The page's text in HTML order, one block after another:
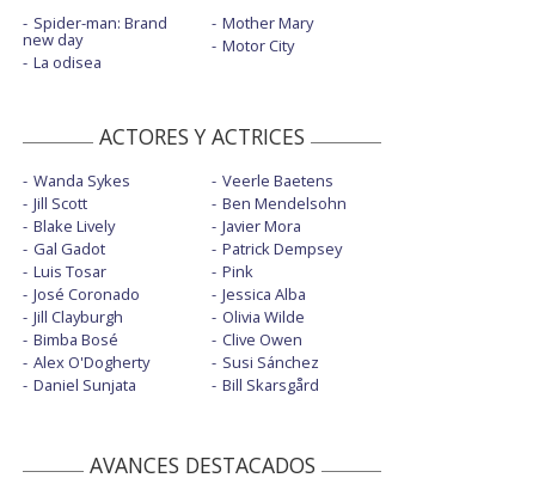
Spider-man: Brand
new day
La odisea
Mother Mary
Motor City
ACTORES Y ACTRICES
Wanda Sykes
Jill Scott
Blake Lively
Gal Gadot
Luis Tosar
José Coronado
Jill Clayburgh
Bimba Bosé
Alex O'Dogherty
Daniel Sunjata
Veerle Baetens
Ben Mendelsohn
Javier Mora
Patrick Dempsey
Pink
Jessica Alba
Olivia Wilde
Clive Owen
Susi Sánchez
Bill Skarsgård
AVANCES DESTACADOS